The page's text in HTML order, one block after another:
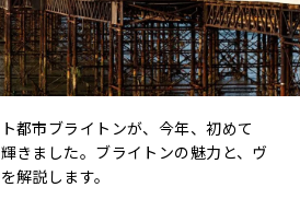
都市ブライトンが、今年、初めて
きました。ブライトンの魅力と、ヴ
解説します。